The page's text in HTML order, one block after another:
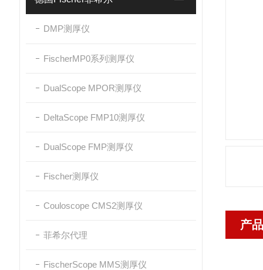
DMP测厚仪
FischerMP0系列测厚仪
DualScope MPOR测厚仪
DeltaScope FMP10测厚仪
DualScope FMP测厚仪
Fischer测厚仪
Couloscope CMS2测厚仪
菲希尔代理
FischerScope MMS测厚仪
产